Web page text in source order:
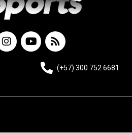
(+57) 300 752 6681